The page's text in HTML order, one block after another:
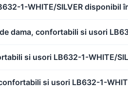
1-WHITE/SILVER disponibil
dama, confortabili si usori
si usori LB632-1-WHITE/
si usori LB632-1-